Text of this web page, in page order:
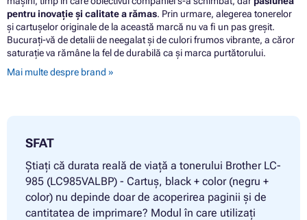
pentru inovație și calitate a rămas. Prin urmare, alegerea tonerelor
și cartușelor originale de la această marcă nu va fi un pas greșit.
Bucurați-vă de detalii de neegalat și de culori frumos vibrante, a căror
saturație va rămâne la fel de durabilă ca și marca purtătorului.
Mai multe despre brand »
SFAT
Știați că durata reală de viață a tonerului Brother LC-
985 (LC985VALBP) - Cartuș, black + color (negru +
color) nu depinde doar de acoperirea paginii și de
cantitatea de imprimare? Modul în care utilizați